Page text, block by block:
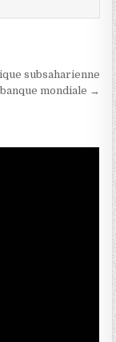
subsaharienne
mondiale →